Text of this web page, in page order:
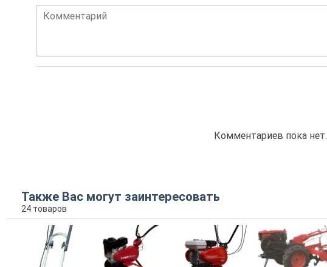
Комментарий
Комментариев пока нет.
Также Вас могут заинтересовать
24 товаров